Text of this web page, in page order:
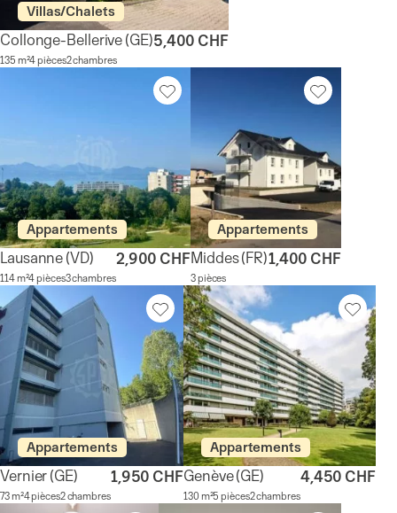
Villas/Chalets
Collonge-Bellerive(GE)
135 m²4 pièces2 chambres
5,400 CHF
Appartements
Lausanne(VD)
114 m²4 pièces3 chambres
2,900 CHF
Appartements
Middes(FR)
3 pièces
1,400 CHF
Appartements
Vernier(GE)
73 m²4 pièces2 chambres
1,950 CHF
Appartements
Genève(GE)
130 m²5 pièces2 chambres
4,450 CHF